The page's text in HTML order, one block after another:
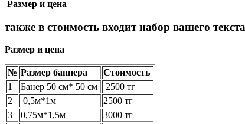
Размер и цена
также в стоимость входит набор вашего
Размер и цена
№ Размер баннера
Стоимость
1
Банер 50 см* 50 см
2500 тг
2
0,5м*1м
2500 тг
3
0,75м*1,5м
3000 тг